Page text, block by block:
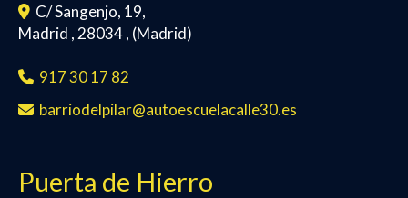
C/ Sangenjo, 19,
Madrid , 28034, (Madrid)
917 30 17 82
barriodelpilar
autoescuelacalle30.es
Puerta de Hierro